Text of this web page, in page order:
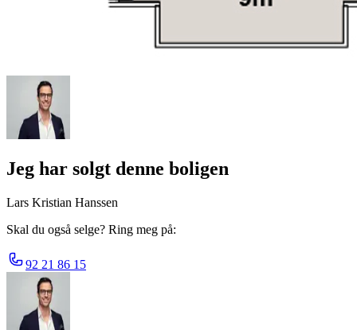
Jeg har solgt denne boligen
Lars Kristian Hanssen
Skal du også selge? Ring meg på:
92 21 86 15